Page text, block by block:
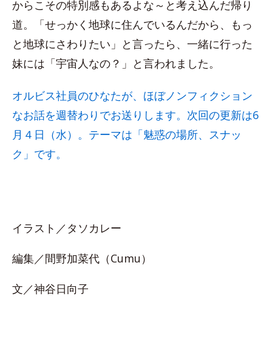
からこその特別感もあるよな～と考え込んだ帰り
道。「せっかく地球に住んでいるんだから、もっ
と地球にさわりたい」と言ったら、一緒に行った
妹には「宇宙人なの？」と言われました。
オルビス社員のひなたが、ほぼノンフィクション
なお話を週替わりでお送りします。次回の更新は6
月４日（水）。テーマは「魅惑の場所、スナッ
ク」です。
イラスト／タソカレー
編集／間野加菜代（Cumu）
文／神谷日向子